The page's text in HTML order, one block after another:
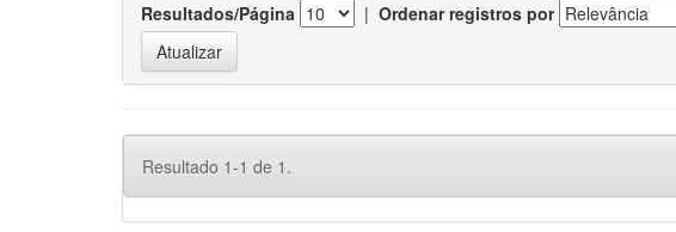
Resultados/Página | Ordenar registros por
Resultado 1-1 de 1.